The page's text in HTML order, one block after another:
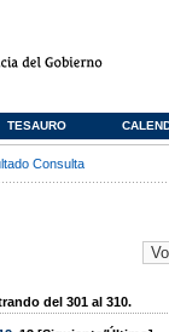
TESAURO
Consulta
del 301 al 310.